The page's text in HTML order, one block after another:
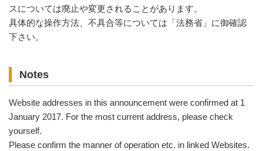
スについては廃止や変更されることがあります。
具体的な操作方法、不具合等については「法務省」に御確認
下さい。
Notes
Website addresses in this announcement were confirmed at 1
January 2017. For the most current address, please check
yourself.
Please confirm the manner of operation etc. in linked Websites.